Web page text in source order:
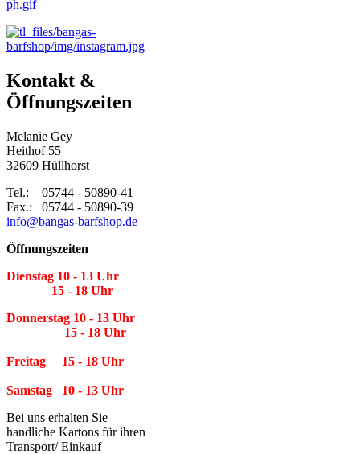
Kontakt &
Öffnungszeiten
Melanie Gey
Heithof 55
32609 Hüllhorst
Tel.: 05744 - 50890-41
Fax.: 05744 - 50890-39
info@bangas-barfshop.de
Öffnungszeiten
Dienstag 10 - 13 Uhr
15 - 18 Uhr
Donnerstag 10 - 13 Uhr
15 - 18 Uhr
Freitag 15 - 18 Uhr
Samstag 10 - 13 Uhr
Bei uns erhalten Sie
handliche Kartons für ihren
Transport/ Einkauf